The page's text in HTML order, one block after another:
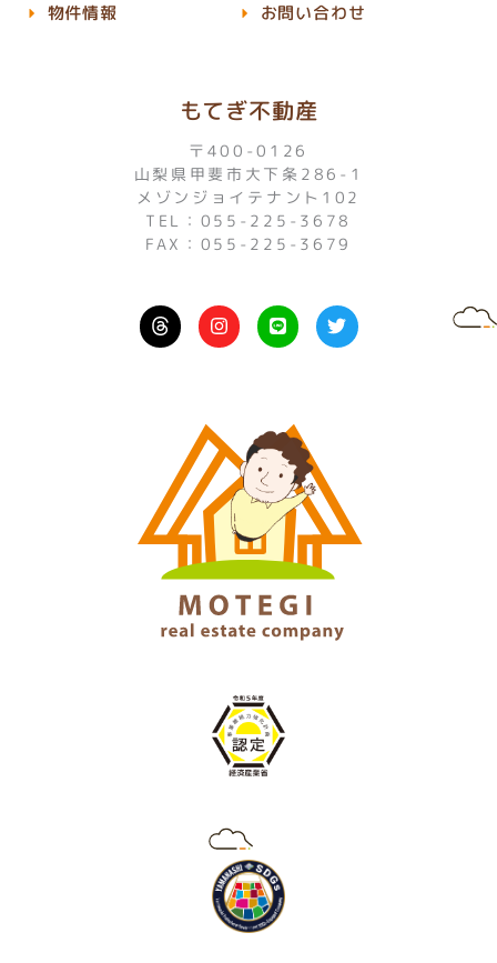
もてぎ不動産
〒400-0126
山梨県甲斐市大下条286-1
メゾンジョイテナント102
TEL：055-225-3678
FAX：055-225-3679
I
n
s
a
m
L
i
n
T
w
i
物件情報
お問い合わせ